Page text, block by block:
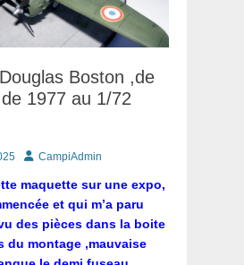
Boston ,de
1977 au 1/72
AuteurCampiAdmin
maquette sur une expo,
et qui m’a paru
des pièces dans la boite
du montage ,mauvaise